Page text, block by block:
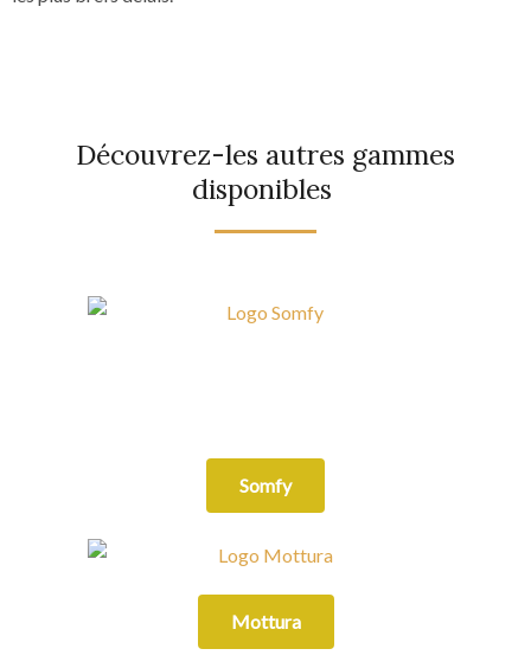
Découvrez-les autres gammes
disponibles ​
Somfy
Mottura